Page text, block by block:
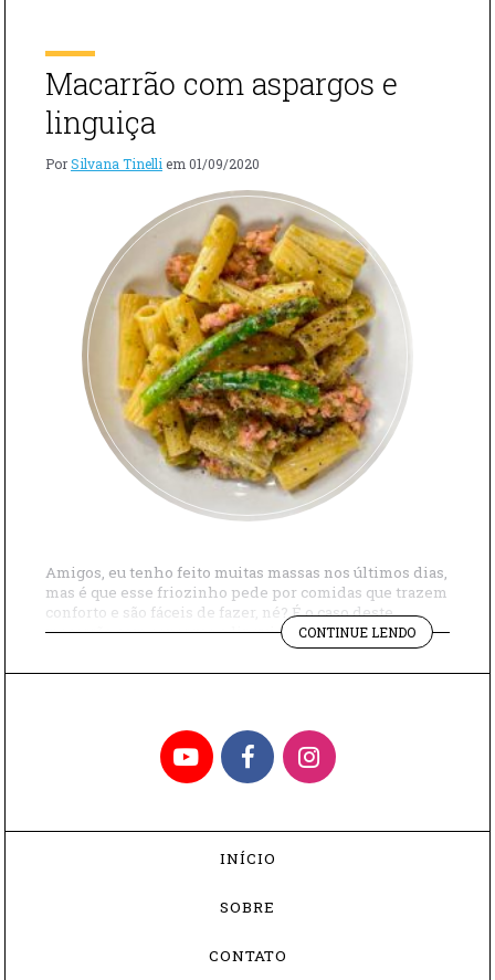
Macarrão com aspargos e
linguiça
PorSilvana Tinelli em 01/09/2020
Amigos, eu tenho feito muitas massas nos últimos dias,
mas é que esse friozinho pede por comidas que trazem
conforto e são fáceis de fazer, né? É o caso deste
macarrão com aspargos e linguiça, que tenho certeza
que vocês vão amar, vejam: Receita de macarrão com
aspargos e linguiça Ingredientes: 100 ml […]
CONTINUE LENDO
COM
ASPARGOS
YouTubeFacebookInstagram
INÍCIO
SOBRE
CONTATO